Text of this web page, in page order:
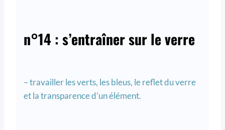
n°14 : s’entraîner sur le verre
– travailler les verts, les bleus, le reflet du verre
et la transparence d’un élément.